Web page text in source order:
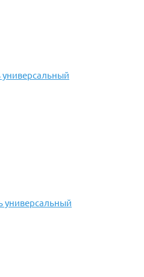
универсальный